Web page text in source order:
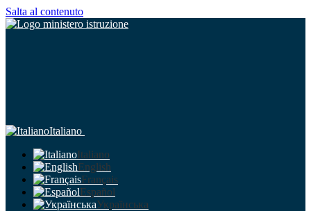
Salta al contenuto
Italiano
Italiano
English
Français
Español
Українська